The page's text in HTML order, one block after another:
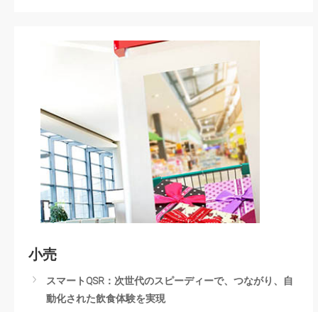
公共の安全性は、エッジAIコンピューティングから守る
エッジAIコンピューティングの選び方
スマートシティ監視
小売
スマートQSR：次世代のスピーディーで、つながり、自
動化された飲食体験を実現